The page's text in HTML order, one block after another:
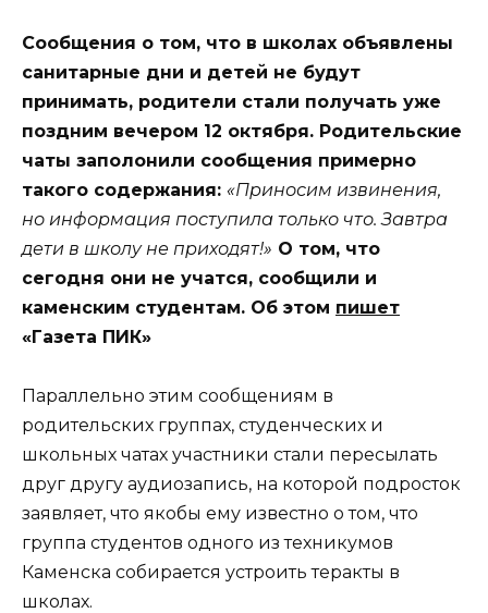
Сообщения о том, что в школах объявлены
санитарные дни и детей не будут
принимать, родители стали получать уже
поздним вечером 12 октября. Родительские
чаты заполонили сообщения примерно
такого содержания: «Приносим извинения,
но информация поступила только что. Завтра
дети в школу не приходят!» О том, что
сегодня они не учатся, сообщили и
каменским студентам. Об этом пишет
«Газета ПИК»
Параллельно этим сообщениям в
родительских группах, студенческих и
школьных чатах участники стали пересылать
друг другу аудиозапись, на которой подросток
заявляет, что якобы ему известно о том, что
группа студентов одного из техникумов
Каменска собирается устроить теракты в
школах.